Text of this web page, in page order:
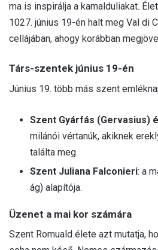
ma is inspirálja a kamalduliakat.
1027. június 19-én halt meg Val di
cellájában, ahogy korábban
Társ-szentek június 19-én
Június 19. több más szent
Szent Gyárfás (Gervasius)
milánói vértanúk, akiknek
találta meg.
Szent Juliana Falconieri: a
ág) alapítója.
Üzenet a mai kor számára
Szent Romuald élete azt mutatja,